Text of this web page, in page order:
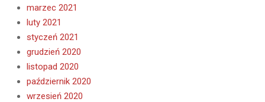
marzec 2021
luty 2021
styczeń 2021
grudzień 2020
listopad 2020
październik 2020
wrzesień 2020